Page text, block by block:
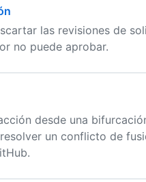
las revisiones de
no puede aprobar.
desde una
un conflicto de